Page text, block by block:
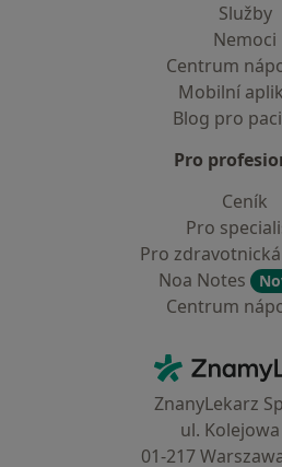
Služby
Nemoci
Centrum
Mobilní
Blog pro
Pro
Ceník
Pro
Pro
Noa Notes
Centrum
ZnanyLekarz
ul.
01-217